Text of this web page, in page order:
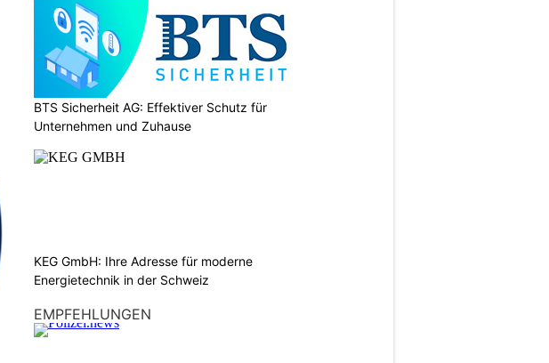
BTS Sicherheit AG: Effektiver Schutz für
Unternehmen und Zuhause
KEG GmbH: Ihre Adresse für moderne
Energietechnik in der Schweiz
EMPFEHLUNGEN